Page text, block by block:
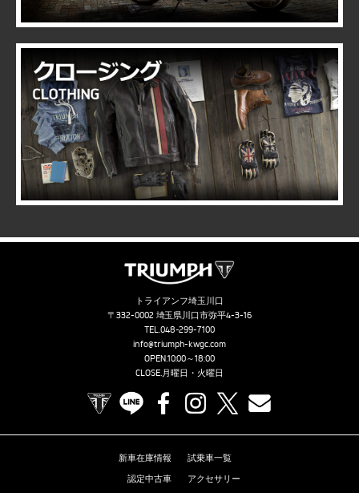
トライアンフ埼玉川口
〒332-0002 埼玉県川口市弥平4-3-16
TEL.048-299-7100
info@triumph-kwgc.com
OPEN.10:00～18:00
CLOSE.月曜日・火曜日
TRIUMPH OFFICIAL SITE
LINE FacebookInstagram
新車在庫情報
試乗車一覧
認定中古車
アクセサリー